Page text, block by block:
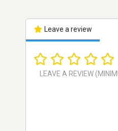
Leave a review